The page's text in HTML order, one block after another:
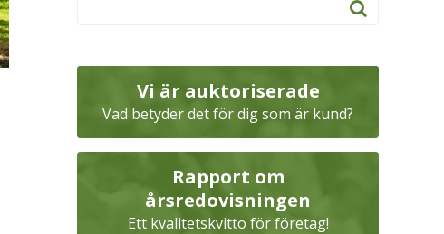
Vi är auktoriserade
Vad betyder det för dig som är kund?
Rapport om
årsredovisningen
Ett kvalitetskvitto för företag!